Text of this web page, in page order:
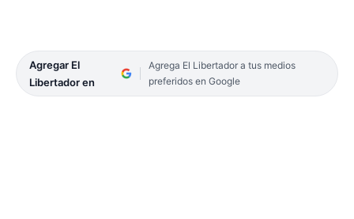
Agregar El
Libertador en
Agrega El Libertador a tus medios
preferidos en Google